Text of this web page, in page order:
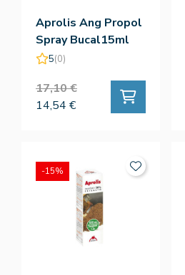
Aprolis Ang Propol
Spray Bucal15ml
5(0)
17,10 €
14,54 €
-15%